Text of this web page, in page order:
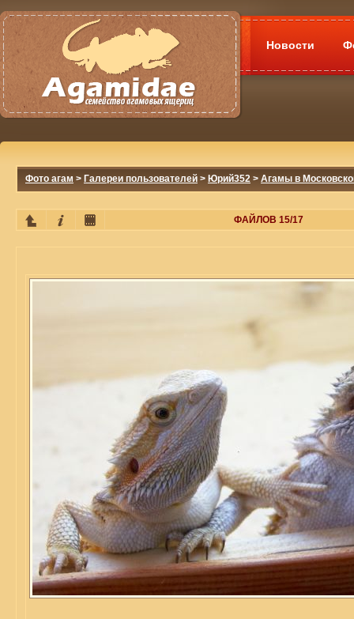
Новости
Фото агам > Галереи пользователей > Юрий352 > Агамы в
ФАЙЛОВ 15/17